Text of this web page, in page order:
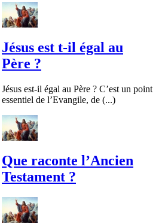
Jésus est t-il égal au
Père ?
Jésus est-il égal au Père ? C’est un point
essentiel de l’Evangile, de (...)
Que raconte l’Ancien
Testament ?